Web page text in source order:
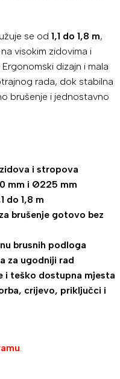
se od 1,1 do 1,8 m,
visokim zidovima i
dizajn i mala
rada, dok stabilna
brušenje i jednostavno
i stropova
mm i Ø225 mm
do 1,8 m
brušenje gotovo bez
brusnih podloga
za ugodniji rad
i teško dostupna mjesta
crijevo, priključci i
.